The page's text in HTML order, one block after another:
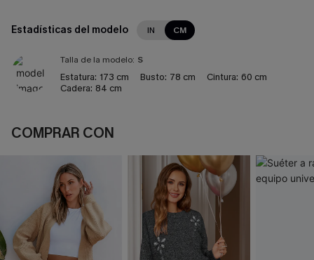
Estadísticas del modelo IN CM
Talla de la modelo: S
Estatura: 173 cm Busto: 78 cm Cintura: 60 cm
Cadera: 84 cm
COMPRAR CON